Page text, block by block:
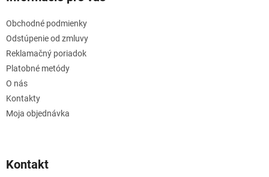
Obchodné podmienky
Odstúpenie od zmluvy
Reklamačný poriadok
Platobné metódy
O nás
Kontakty
Moja objednávka
Kontakt